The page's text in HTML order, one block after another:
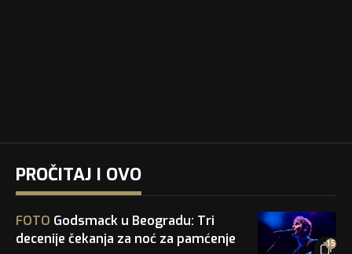
PROČITAJ I OVO
15
FOTO Godsmack u Beogradu: Tri
decenije čekanja za noć za pamćenje